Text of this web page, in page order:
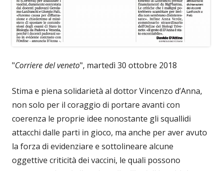
"Corriere del veneto", martedì 30 ottobre 2018
Stima e piena solidarietà al dottor Vincenzo d’Anna,
non solo per il coraggio di portare avanti con
coerenza le proprie idee nonostante gli squallidi
attacchi dalle parti in gioco, ma anche per aver avuto
la forza di evidenziare e sottolineare alcune
oggettive criticità dei vaccini, le quali possono